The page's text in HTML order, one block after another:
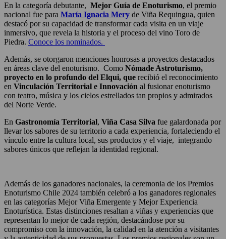
En la categoría debutante, Mejor Guía de Enoturismo, el premio
nacional fue para María Ignacia Mery de Viña Requingua, quien
destacó por su capacidad de transformar cada visita en un viaje
inmersivo, que revela la historia y el proceso del vino Toro de
Piedra. Conoce los nominados.
Además, se otorgaron menciones honrosas a proyectos destacados
en áreas clave del enoturismo. Como Nómade Astroturismo,
proyecto en lo profundo del Elqui, que recibió el reconocimiento
en Vinculación Territorial e Innovación al fusionar enoturismo
con teatro, música y los cielos estrellados tan propios y admirados
del Norte Verde.
En Gastronomía Territorial, Viña Casa Silva fue galardonada por
llevar los sabores de su territorio a cada experiencia, fortaleciendo el
vínculo entre la cultura local, sus productos y el viaje, integrando
sabores únicos que reflejan la identidad regional.
Además de los ganadores nacionales, la ceremonia de los Premios
Enoturismo Chile 2024 también celebró a los ganadores regionales
en las categorías Mejor Viña Emergente y Mejor Experiencia
Enoturística. Estas distinciones resaltan a viñas y experiencias que
representan lo mejor de cada región, destacándose por su
compromiso con la innovación, la calidad en la atención a visitantes